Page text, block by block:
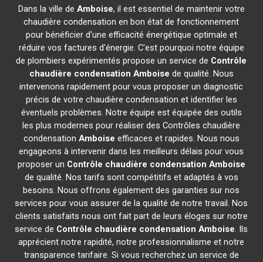
Dans la ville de Amboise, il est essentiel de maintenir votre
chaudière condensation en bon état de fonctionnement
pour bénéficier d'une efficacité énergétique optimale et
réduire vos factures d'énergie. C'est pourquoi notre équipe
de plombiers expérimentés propose un service de Contrôle
chaudière condensation Amboise de qualité. Nous
intervenons rapidement pour vous proposer un diagnostic
précis de votre chaudière condensation et identifier les
éventuels problèmes. Notre équipe est équipée des outils
les plus modernes pour réaliser des Contrôles chaudière
condensation Amboise efficaces et rapides. Nous nous
engageons à intervenir dans les meilleurs délais pour vous
proposer un Contrôle chaudière condensation Amboise
de qualité. Nos tarifs sont compétitifs et adaptés à vos
besoins. Nous offrons également des garanties sur nos
services pour vous assurer de la qualité de notre travail. Nos
clients satisfaits nous ont fait part de leurs éloges sur notre
service de Contrôle chaudière condensation Amboise. Ils
apprécient notre rapidité, notre professionnalisme et notre
transparence tarifaire. Si vous recherchez un service de